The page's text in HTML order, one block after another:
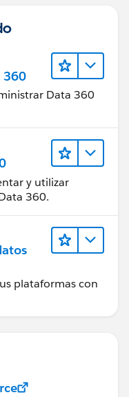
360
Data 360
y utilizar
360.
plataformas con